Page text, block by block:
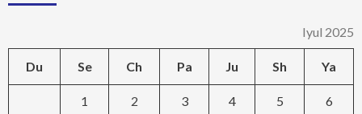
Iyul 2025
Du Se Ch Pa Ju Sh Ya
1 2 3 4 5 6